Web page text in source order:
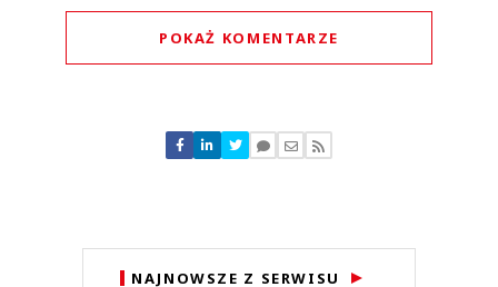
POKAŻ KOMENTARZE
Nie znaleziono komentarzy
Zostaw swoje komentarze
NAJNOWSZE Z SERWISU